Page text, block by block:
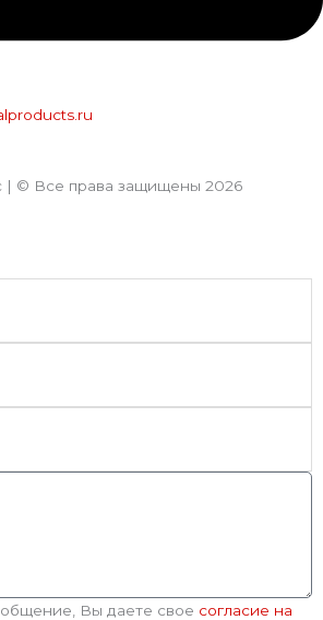
| © Все права защищены 2026
Вы даете свое согласие на